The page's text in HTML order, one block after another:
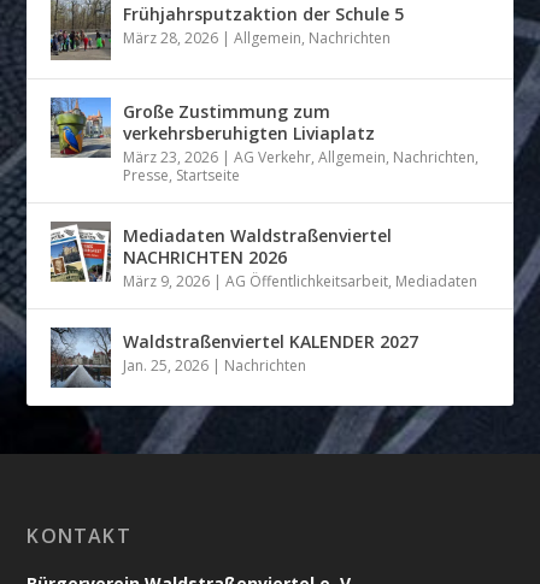
Frühjahrsputzaktion der Schule 5
März 28, 2026 |Allgemein, Nachrichten
Große Zustimmung zum
verkehrsberuhigten Liviaplatz
März 23, 2026 |AG Verkehr,Allgemein, Nachrichten,
Presse, Startseite
Mediadaten Waldstraßenviertel
NACHRICHTEN 2026
März 9, 2026 |AG Öffentlichkeitsarbeit, Mediadaten
Waldstraßenviertel KALENDER 2027
Jan. 25, 2026 | Nachrichten
KONTAKT